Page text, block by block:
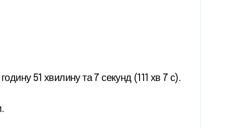
51 хвилину та 7 секунд (111 хв 7 с).